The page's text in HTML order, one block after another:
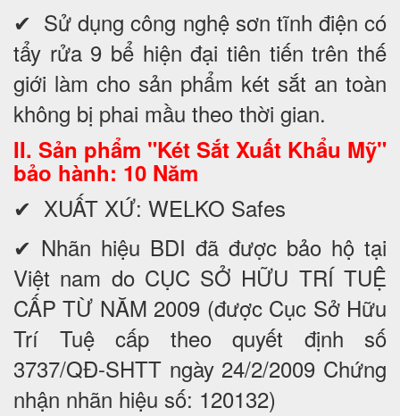
✔ Sử dụng công nghệ sơn tĩnh điện có
tẩy rửa 9 bể hiện đại tiên tiến trên thế
giới làm cho sản phẩm két sắt an toàn
không bị phai mầu theo thời gian.
II. Sản phẩm "Két Sắt Xuất Khẩu Mỹ"
bảo hành: 10 Năm
✔ XUẤT XỨ: WELKO Safes
✔ Nhãn hiệu BDI đã được bảo hộ tại
Việt nam do CỤC SỞ HỮU TRÍ TUỆ
CẤP TỪ NĂM 2009 (được Cục Sở Hữu
Trí Tuệ cấp theo quyết định số
3737/QĐ-SHTT ngày 24/2/2009 Chứng
nhận nhãn hiệu số: 120132)